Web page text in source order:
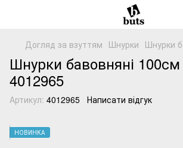
Догляд за взуттям Шнурки Шнурки
Шнурки бавовняні
4012965
Артикул: 4012965 Написати відгук
НОВИНКА